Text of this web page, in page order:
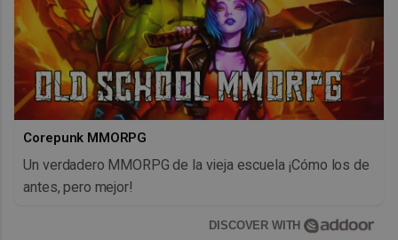
Corepunk MMORPG
Un verdadero MMORPG de la vieja escuela ¡Cómo los de
antes, pero mejor!
DISCOVER WITH